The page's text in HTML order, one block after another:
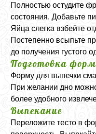
Полностью остудите
состояния. Добавьте
Яйца слегка взбейте
Постепенно всыпьте
до получения густого
Подготовка
Форму для выпечки
При желании дно
более удобного
Выпекание
Переложите тесто в